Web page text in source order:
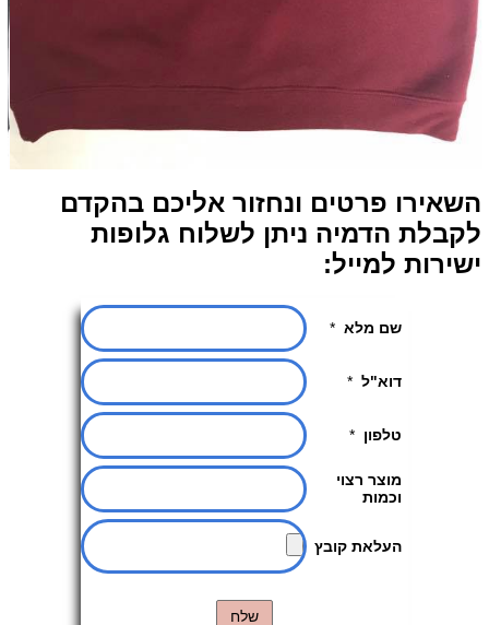
השאירו פרטים ונחזור אליכם בהקדם
לקבלת הדמיה ניתן לשלוח גלופות
ישירות למייל: